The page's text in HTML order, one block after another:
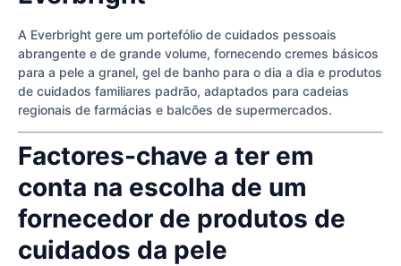
A Everbright gere um portefólio de cuidados pessoais
abrangente e de grande volume, fornecendo cremes básicos
para a pele a granel, gel de banho para o dia a dia e produtos
de cuidados familiares padrão, adaptados para cadeias
regionais de farmácias e balcões de supermercados.
Factores-chave a ter em
conta na escolha de um
fornecedor de produtos de
cuidados da pele